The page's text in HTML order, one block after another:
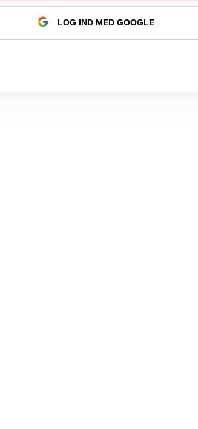
LOG IND MED GOOGLE